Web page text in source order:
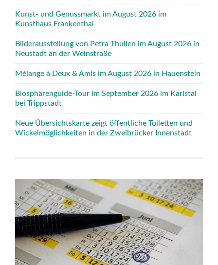
Kunst- und Genussmarkt im August 2026 im
Kunsthaus Frankenthal
Bilderausstellung von Petra Thullen im August 2026 in
Neustadt an der Weinstraße
Mélange à Deux & Amis im August 2026 in Hauenstein
Biosphärenguide-Tour im September 2026 im Karlstal
bei Trippstadt
Neue Übersichtskarte zeigt öffentliche Toiletten und
Wickelmöglichkeiten in der Zweibrücker Innenstadt